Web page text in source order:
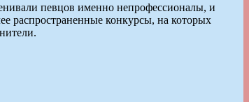
певцов именно непрофессионалы, и
распространенные конкурсы, на которых